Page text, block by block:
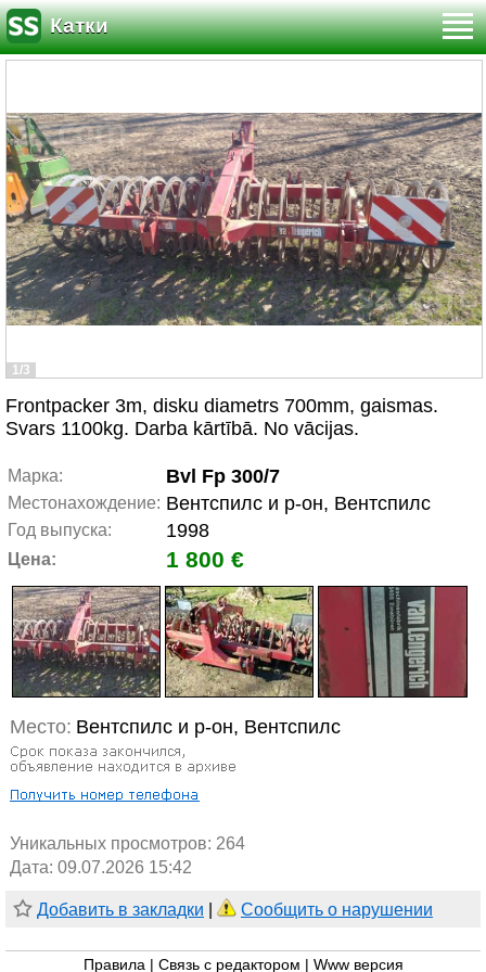
Катки
1/3
Frontpacker 3m, disku diametrs 700mm, gaismas.
Svars 1100kg. Darba kārtībā. No vācijas.
Марка: Bvl Fp 300/7
Местонахождение: Вентспилс и р-он, Вентспилс
Год выпуска: 1998
Цена: 1 800 €
Место: Вентспилс и р-он, Вентспилс
Уникальных просмотров: 264
Дата: 09.07.2026 15:42
Добавить в закладки Сообщить о нарушении
Правила Связь с редактором Www версия